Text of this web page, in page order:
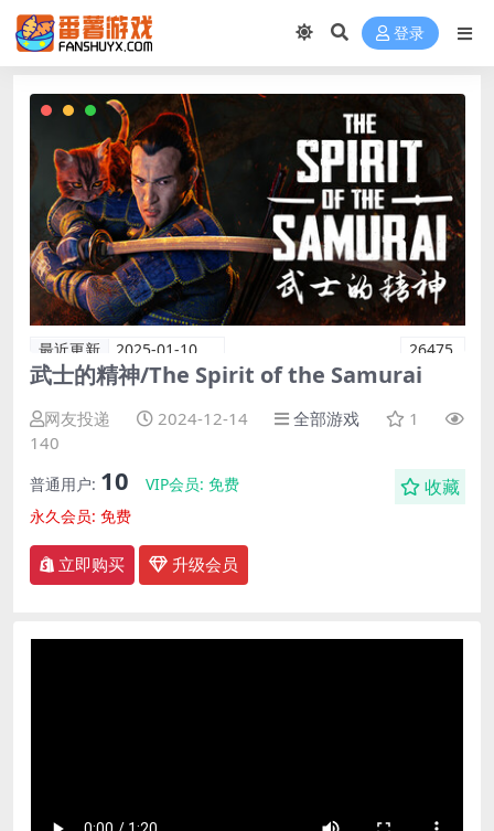
登录
最近更新 2025-01-10 26475
武士的精神/The Spirit of the Samurai
网友投递 2024-12-14 全部游戏
1
140
普通用户: 10 VIP会员: 免费
永久会员: 免费
收藏
立即购买 升级会员